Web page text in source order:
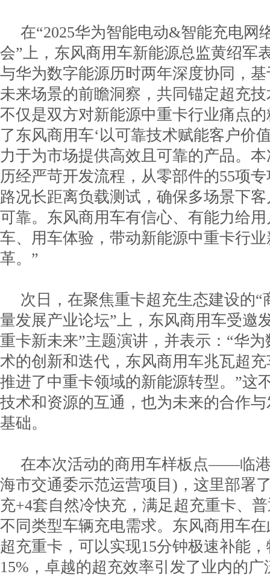
在“2025华为智能电动&智能充电网
会”上，东风商用车新能源总监黄绍军
与华为数字能源历时两年深度协同，
未来场景的前瞻洞察，共同锚定超充
不仅是双方对新能源中重卡行业痛点
了东风商用车‘以可靠技术赋能客户价
力于为市场提供高效且可靠的产品。
历经严苛开发流程，从零部件的55项
路况长距离负载测试，确保多场景下
可靠。东风商用车有信心、有能力给
车、用车体验，带动新能源中重卡行
革。”
次日，在聚焦重卡超充生态建设的“
量发展产业论坛”上，东风商用车受邀
重卡新未来”主题演讲，并表示：“华
术的创新和迭代，东风商用车兆瓦超
推进了中重卡领域的新能源转型。”这
技术和资源的互通，也为未来的合作
基础。
在本次活动的商用车样板点——临
海市交通委示范运营项目)，这里部署
充+4套自然冷快充，满足超充重卡、
不同类型车辆充电需求。东风商用车
超充重卡，可以实现15分钟极速补能
15%，卓越的超充效率引发了业内的广